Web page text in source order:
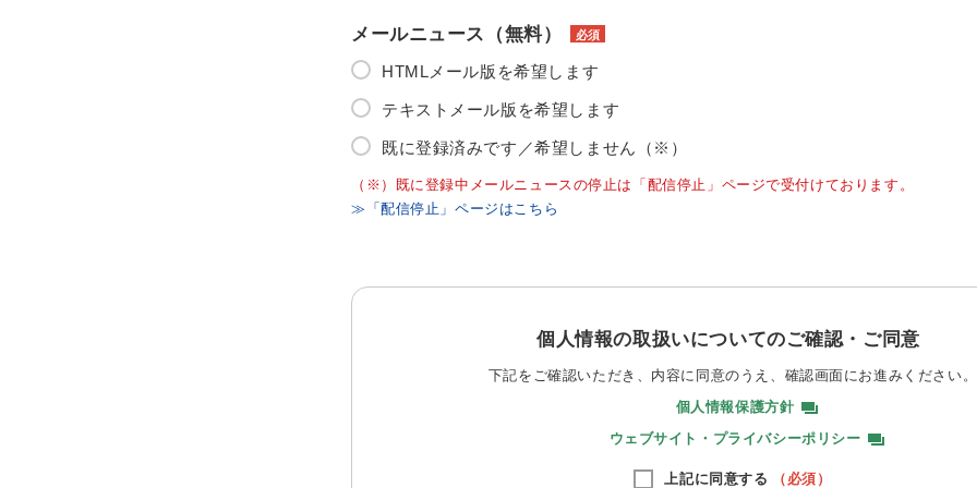
メールニュース（無料） 必須
HTMLメール版を希望します
テキストメール版を希望します
既に登録済みです／希望しません（※）
（※）既に登録中メールニュースの停止は「配信停止」ページで受付けております。
≫「配信停止」ページはこちら
個人情報の取扱いについてのご確認・ご同意
下記をご確認いただき、内容に同意のうえ、 確認画面にお進みください。
個人情報保護方針
ウェブサイト・プライバシーポリシー
上記に同意する （必須）